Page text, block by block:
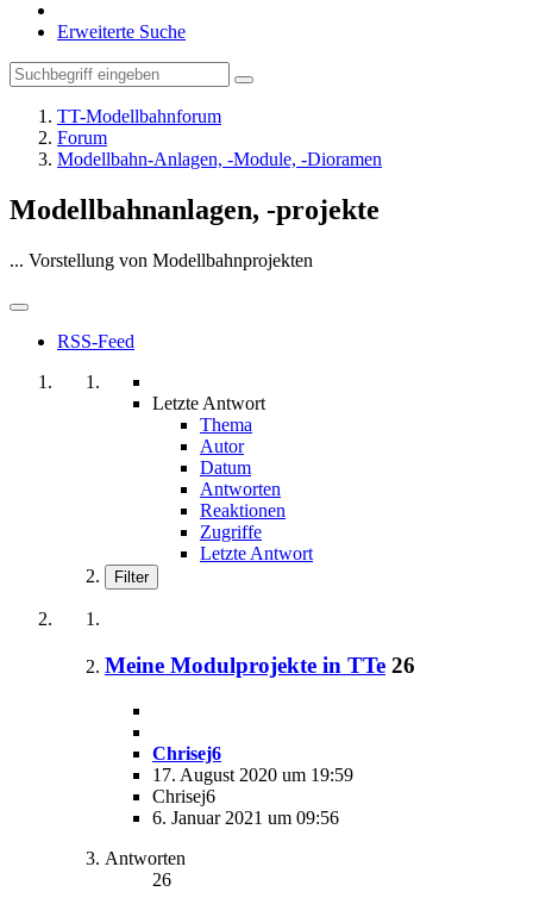
Erweiterte Suche
TT-Modellbahnforum
Forum
Modellbahn-Anlagen, -Module, -Dioramen
Modellbahnanlagen, -projekte
... Vorstellung von Modellbahnprojekten
RSS-Feed
Letzte Antwort
Thema
Autor
Datum
Antworten
Reaktionen
Zugriffe
Letzte Antwort
Filter
Meine Modulprojekte in TTe 26
Chrisej6
17. August 2020 um 19:59
Chrisej6
6. Januar 2021 um 09:56
Antworten
26